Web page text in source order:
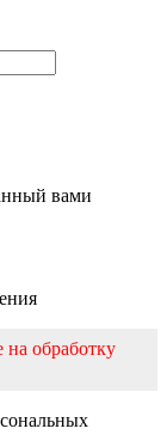
вами
на обработку